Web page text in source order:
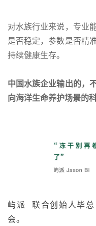
对水族行业来说，专业
是否稳定，参数是否精
持续健康生存。
中国水族企业输出的，
向海洋生命养护场景的科
屿派
联合创始人毕
会。